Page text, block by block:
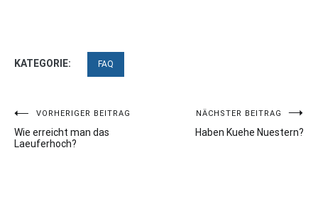
KATEGORIE: FAQ
Beitragsnavigation
VORHERIGER BEITRAG
Wie erreicht man das
Laeuferhoch?
NÄCHSTER BEITRAG
Haben Kuehe Nuestern?